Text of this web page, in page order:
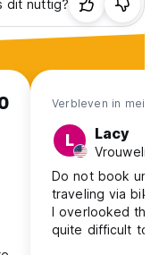
dit nuttig?
Verbleven in mei
L Lacy
Do not book
traveling via
I overlooked
quite difficult to